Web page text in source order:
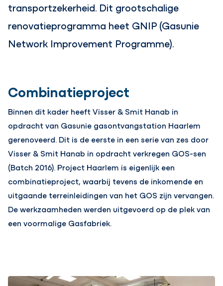
transportzekerheid. Dit grootschalige
renovatieprogramma heet GNIP (Gasunie
Network Improvement Programme).
Combinatieproject
Binnen dit kader heeft Visser & Smit Hanab in
opdracht van Gasunie gasontvangstation Haarlem
gerenoveerd. Dit is de eerste in een serie van zes door
Visser & Smit Hanab in opdracht verkregen GOS-sen
(Batch 2016). Project Haarlem is eigenlijk een
combinatieproject, waarbij tevens de inkomende en
uitgaande terreinleidingen van het GOS zijn vervangen.
De werkzaamheden werden uitgevoerd op de plek van
een voormalige Gasfabriek.